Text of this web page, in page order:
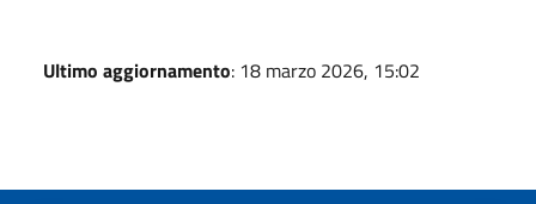
Ultimo aggiornamento: 18 marzo 2026, 15:02